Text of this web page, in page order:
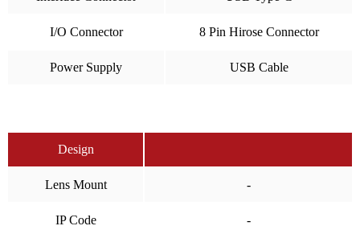
I/O Connector 8 Pin Hirose Connector
Power Supply USB Cable
Design
Lens Mount -
IP Code -